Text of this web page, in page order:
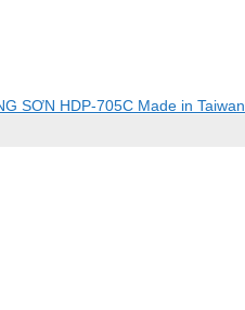
SƠN HDP-705C Made in Taiwan